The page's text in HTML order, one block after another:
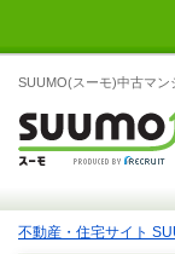
SUUMO(スーモ)中古マン
不動産・住宅サイト